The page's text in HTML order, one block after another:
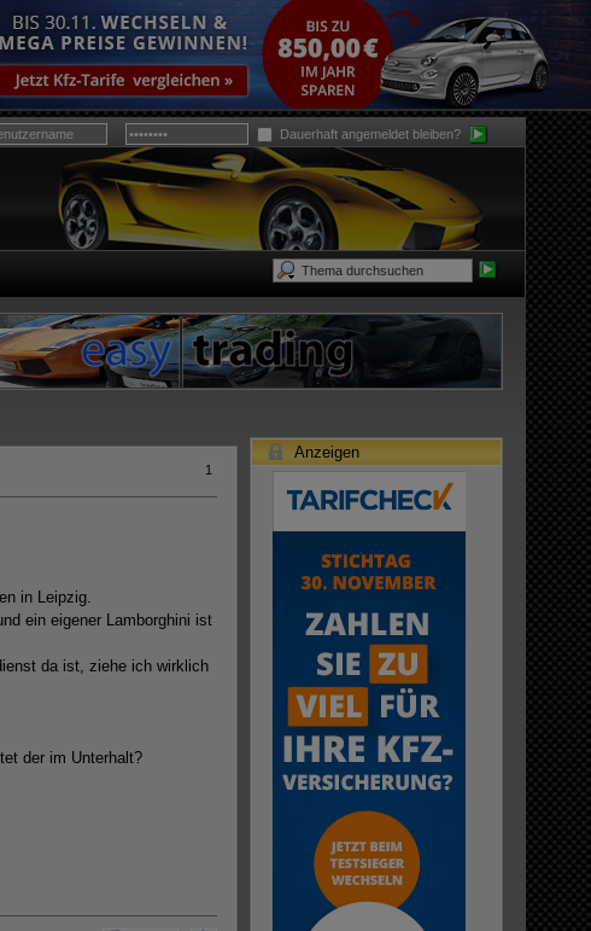
Dauerhaft angemeldet bleiben?
1
in Leipzig.
ein eigener Lamborghini ist
da ist, ziehe ich wirklich
der im Unterhalt?
Anzeigen